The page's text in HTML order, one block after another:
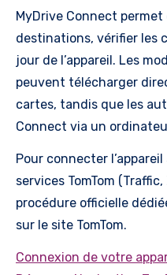
MyDrive Connect
destinations, vérifier les
jour de l’appareil. Les
peuvent télécharger
cartes, tandis que les
Connect via un
Pour connecter
services TomTom
procédure officielle
sur le site TomTom.
Connexion de votre